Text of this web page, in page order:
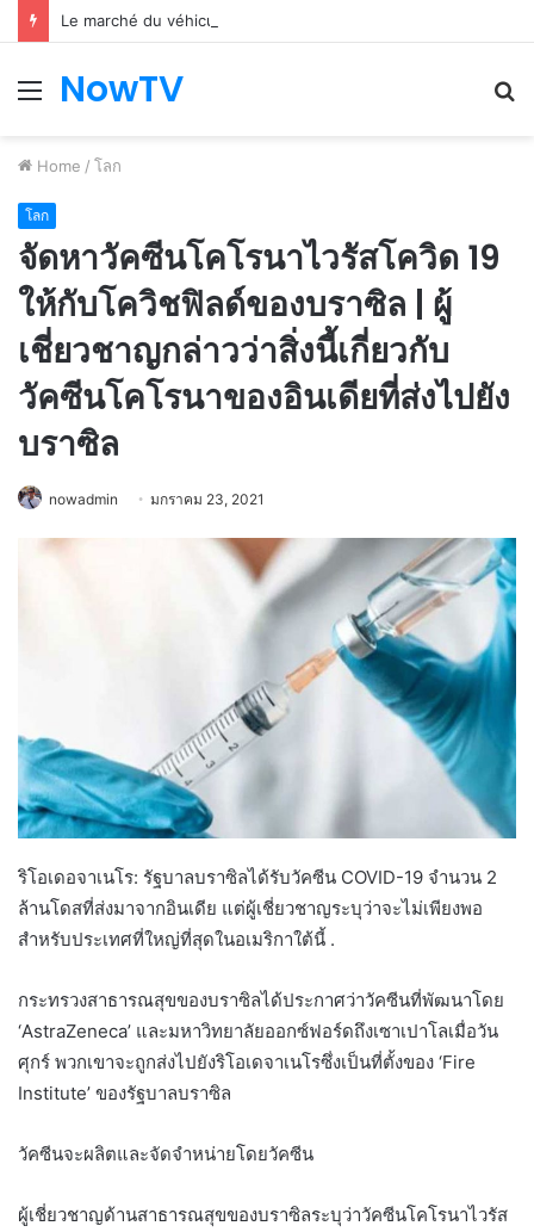
Le marché du véhicule d’occasion en plein essor
Menu
NowTV
Home / โลก
โลก
จัดหาวัคซีนโคโรนาไวรัสโควิด 19
ให้กับโควิชฟิลด์ของบราซิล | ผู้
เชี่ยวชาญกล่าวว่าสิ่งนี้เกี่ยวกับ
วัคซีนโคโรนาของอินเดียที่ส่งไปยัง
บราซิล
nowadmin มกราคม 23, 2021
ริโอเดอจาเนโร: รัฐบาลบราซิลได้รับวัคซีน COVID-19 จำนวน 2
ล้านโดสที่ส่งมาจากอินเดีย แต่ผู้เชี่ยวชาญระบุว่าจะไม่เพียงพอ
สำหรับประเทศที่ใหญ่ที่สุดในอเมริกาใต้นี้ .
กระทรวงสาธารณสุขของบราซิลได้ประกาศว่าวัคซีนที่พัฒนาโดย
‘AstraZeneca’ และมหาวิทยาลัยออกซ์ฟอร์ดถึงเซาเปาโลเมื่อวัน
ศุกร์ พวกเขาจะถูกส่งไปยังริโอเดจาเนโรซึ่งเป็นที่ตั้งของ ‘Fire
Institute’ ของรัฐบาลบราซิล
วัคซีนจะผลิตและจัดจำหน่ายโดยวัคซีน
ผู้เชี่ยวชาญด้านสาธารณสุขของบราซิลระบุว่าวัคซีนโคโรนาไวรัส